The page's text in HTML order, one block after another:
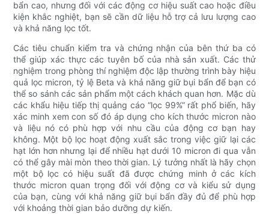
bẩn cao, nhưng đối với các động cơ hiệu suất cao hoặc điều
kiện khắc nghiệt, bạn sẽ cần dữ liệu hỗ trợ cả lưu lượng cao
và khả năng lọc tốt.
Các tiêu chuẩn kiểm tra và chứng nhận của bên thứ ba có
thể giúp xác thực các tuyên bố của nhà sản xuất. Các thử
nghiệm trong phòng thí nghiệm độc lập thường trình bày hiệu
quả lọc micron, tỷ lệ Beta và khả năng giữ bụi bẩn để bạn có
thể so sánh các sản phẩm một cách khách quan hơn. Mặc dù
các khẩu hiệu tiếp thị quảng cáo “lọc 99%” rất phổ biến, hãy
xác minh xem con số đó áp dụng cho kích thước micron nào
và liệu nó có phù hợp với nhu cầu của động cơ bạn hay
không. Một bộ lọc hoạt động xuất sắc trong việc giữ lại các
hạt lớn hơn nhưng lại để nhiều hạt dưới 10 micron đi qua vẫn
có thể gây mài mòn theo thời gian. Lý tưởng nhất là hãy chọn
một bộ lọc có hiệu suất đã được chứng minh ở các kích
thước micron quan trọng đối với động cơ và kiểu sử dụng
của bạn, cùng với khả năng giữ bụi bẩn đầy đủ để phù hợp
với khoảng thời gian bảo dưỡng dự kiến.